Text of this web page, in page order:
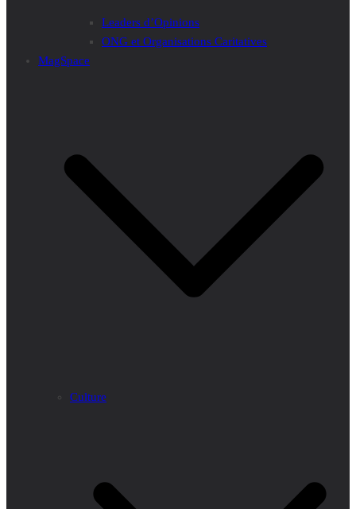
Leaders d’Opinions
ONG et Organisations Caritatives
MagSpace
Culture